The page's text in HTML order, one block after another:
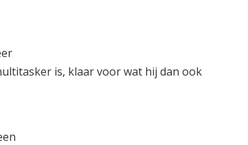
is, klaar voor wat hij dan ook